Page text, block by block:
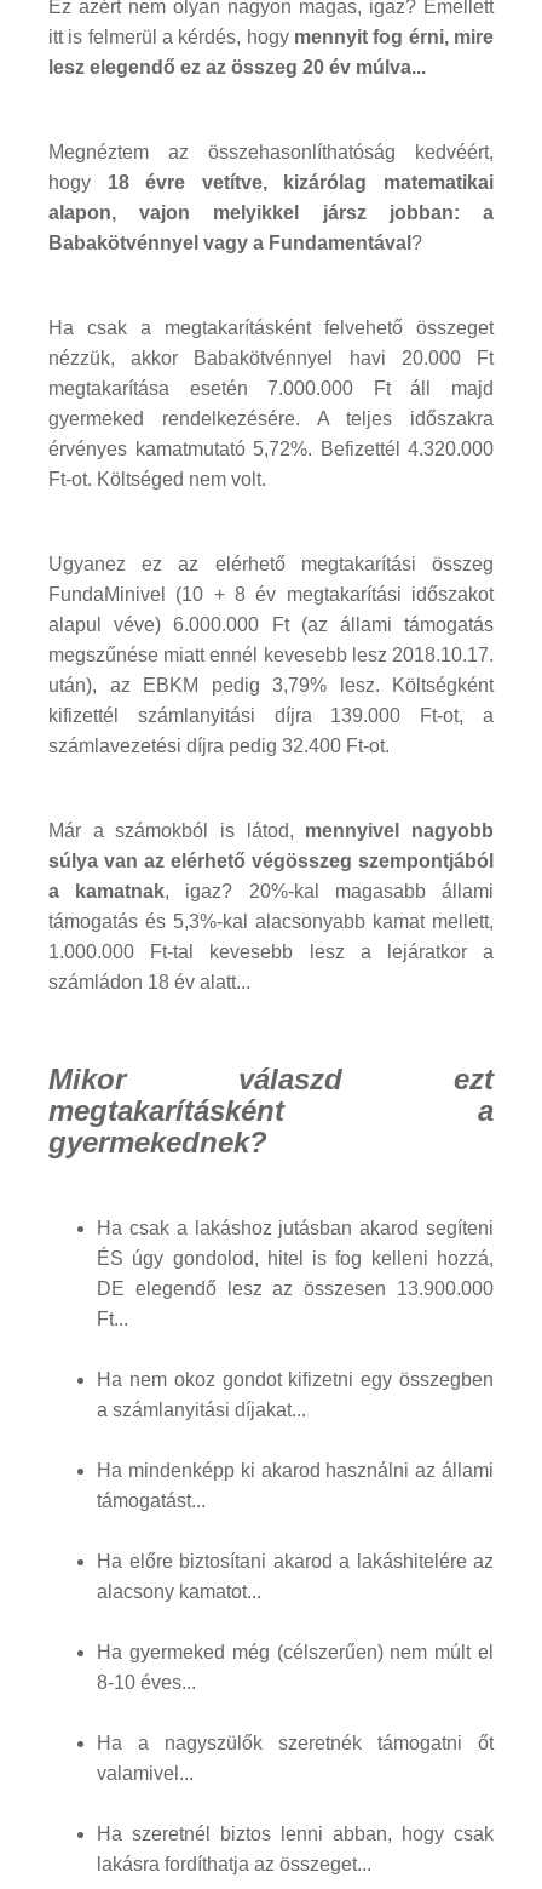
Ez azért nem olyan nagyon magas, igaz? Emellett
itt is felmerül a kérdés, hogy mennyit fog érni, mire
lesz elegendő ez az összeg 20 év múlva...
Megnéztem az összehasonlíthatóság kedvéért,
hogy 18 évre vetítve, kizárólag matematikai
alapon, vajon melyikkel jársz jobban: a
Babakötvénnyel vagy a Fundamentával ?
Ha csak a megtakarításként felvehető összeget
nézzük, akkor Babakötvénnyel havi 20.000 Ft
megtakarítása esetén 7.000.000 Ft áll majd
gyermeked rendelkezésére. A teljes időszakra
érvényes kamatmutató 5,72%. Befizettél 4.320.000
Ft-ot. Költséged nem volt.
Ugyanez ez az elérhető megtakarítási összeg
FundaMinivel (10 + 8 év megtakarítási időszakot
alapul véve) 6.000.000 Ft (az állami támogatás
megszűnése miatt ennél kevesebb lesz 2018.10.17.
után), az EBKM pedig 3,79% lesz. Költségként
kifizettél számlanyitási díjra 139.000 Ft-ot, a
számlavezetési díjra pedig 32.400 Ft-ot.
Már a számokból is látod, mennyivel nagyobb
súlya van az elérhető végösszeg szempontjából
a kamatnak, igaz? 20%-kal magasabb állami
támogatás és 5,3%-kal alacsonyabb kamat mellett,
1.000.000 Ft-tal kevesebb lesz a lejáratkor a
számládon 18 év alatt...
Mikor válaszd ezt
megtakarításként a
gyermekednek?
Ha csak a lakáshoz jutásban akarod segíteni
ÉS úgy gondolod, hitel is fog kelleni hozzá,
DE elegendő lesz az összesen 13.900.000
Ft...
Ha nem okoz gondot kifizetni egy összegben
a számlanyitási díjakat...
Ha mindenképp ki akarod használni az állami
támogatást...
Ha előre biztosítani akarod a lakáshitelére az
alacsony kamatot...
Ha gyermeked még (célszerűen) nem múlt el
8-10 éves...
Ha a nagyszülők szeretnék támogatni őt
valamivel...
Ha szeretnél biztos lenni abban, hogy csak
lakásra fordíthatja az összeget...